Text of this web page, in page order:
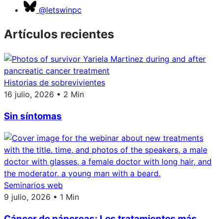
@letswinpc
Artículos recientes
Historias de sobrevivientes
16 julio, 2026 • 2 Min
Sin síntomas
Seminarios web
9 julio, 2026 • 1 Min